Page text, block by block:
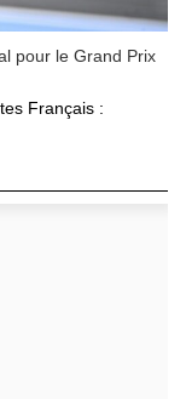
pour le Grand Prix
Français :